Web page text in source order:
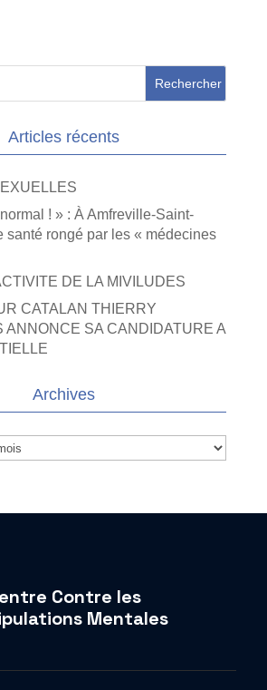
Articles récents
! » : À Amfreville-Saint-
santé rongé par les « médecines
DE LA MIVILUDES
CATALAN THIERRY
ANNONCE SA CANDIDATURE A
Archives
Contre les
Mentales